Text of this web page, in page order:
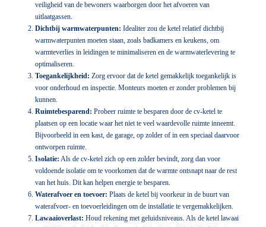
veiligheid van de bewoners waarborgen door het afvoeren van
uitlaatgassen.
Dichtbij warmwaterpunten: Idealiter zou de ketel relatief dichtbij
warmwaterpunten moeten staan, zoals badkamers en keukens, om
warmteverlies in leidingen te minimaliseren en de warmwaterlevering te
optimaliseren.
Toegankelijkheid: Zorg ervoor dat de ketel gemakkelijk toegankelijk is
voor onderhoud en inspectie. Monteurs moeten er zonder problemen bij
kunnen.
Ruimtebesparend: Probeer ruimte te besparen door de cv-ketel te
plaatsen op een locatie waar het niet te veel waardevolle ruimte inneemt.
Bijvoorbeeld in een kast, de garage, op zolder of in een speciaal daarvoor
ontworpen ruimte.
Isolatie: Als de cv-ketel zich op een zolder bevindt, zorg dan voor
voldoende isolatie om te voorkomen dat de warmte ontsnapt naar de rest
van het huis. Dit kan helpen energie te besparen.
Waterafvoer en toevoer: Plaats de ketel bij voorkeur in de buurt van
waterafvoer- en toevoerleidingen om de installatie te vergemakkelijken.
Lawaaioverlast: Houd rekening met geluidsniveaus. Als de ketel lawaai